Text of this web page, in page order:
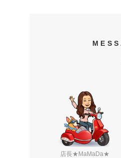
店長★MaMaDa★